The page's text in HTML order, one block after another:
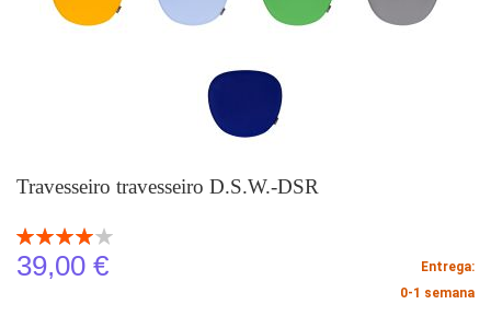
Travesseiro travesseiro D.S.W.-DSR
Classificação:
80
% of100
39,00 €
Entrega:
0-1 semana